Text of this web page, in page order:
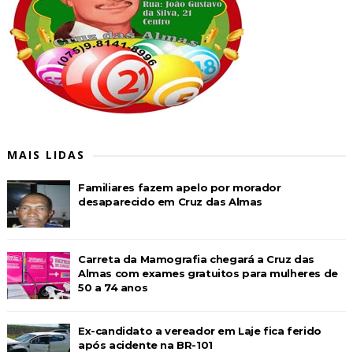
MAIS LIDAS
Familiares fazem apelo por morador
desaparecido em Cruz das Almas
Carreta da Mamografia chegará a Cruz das
Almas com exames gratuitos para mulheres de
50 a 74 anos
Ex-candidato a vereador em Laje fica ferido
após acidente na BR-101